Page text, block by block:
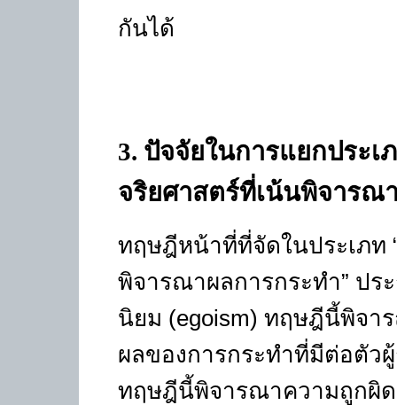
กันได้
3. ปัจจัยในการแยกประ
จริยศาสตร์ที่เน้นพิจารณ
ทฤษฎีหน้าที่ที่จัดในประเภท
พิจารณาผลการกระทำ” ป
นิยม (egoism) ทฤษฎีนี้พิจา
ผลของการกระทำที่มีต่อตัว
ทฤษฎีนี้พิจารณาความถูกผิด